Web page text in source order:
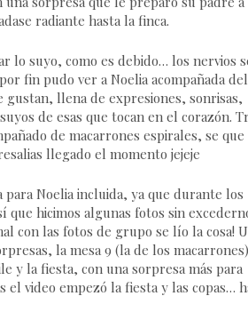
radiante hasta la finca.
lo suyo, como es debido… los nervios
fin pudo ver a Noelia acompañada del
gustan, llena de expresiones, sonrisas,
de esas que tocan en el corazón.
de macarrones espirales, se que
llegado el momento jejeje
Noelia incluida, ya que durante los
hicimos algunas fotos sin
con las fotos de grupo se lío la cosa!
la mesa 9 (la de los macarrones)
y la fiesta, con una sorpresa más para
video empezó la fiesta y las copas…